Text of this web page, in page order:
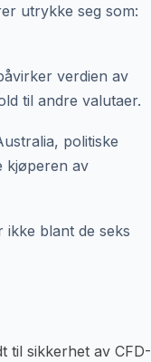
utrykke seg som:
verdien av
til andre valutaer.
politiske
kjøperen av
ikke blant de seks
til sikkerhet av CFD-